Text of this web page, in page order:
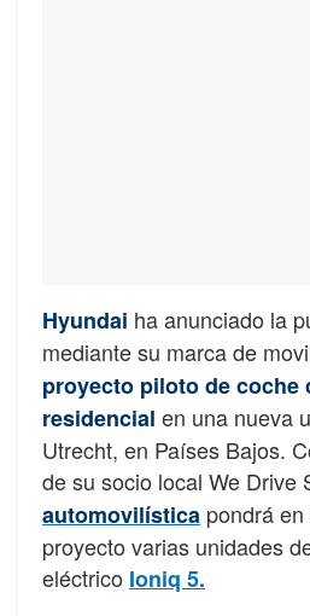
Hyundai ha anunciado la
mediante su marca de
proyecto piloto de coche
residencial en una nueva
Utrecht, en Países Bajos.
de su socio local We Drive
automovilística pondrá
proyecto varias unidades
eléctrico Ioniq 5.